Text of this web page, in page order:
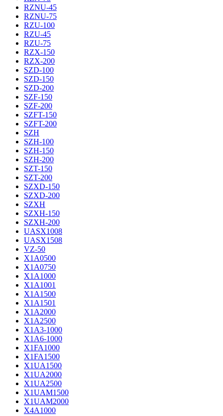
RZNU-45
RZNU-75
RZU-100
RZU-45
RZU-75
RZX-150
RZX-200
SZD-100
SZD-150
SZD-200
SZF-150
SZF-200
SZFT-150
SZFT-200
SZH
SZH-100
SZH-150
SZH-200
SZT-150
SZT-200
SZXD-150
SZXD-200
SZXH
SZXH-150
SZXH-200
UASX1008
UASX1508
VZ-50
X1A0500
X1A0750
X1A1000
X1A1001
X1A1500
X1A1501
X1A2000
X1A2500
X1A3-1000
X1A6-1000
X1FA1000
X1FA1500
X1UA1500
X1UA2000
X1UA2500
X1UAM1500
X1UAM2000
X4A1000